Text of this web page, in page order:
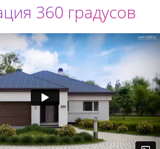
360 градусов